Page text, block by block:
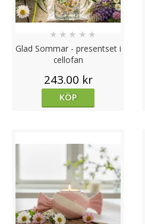
Glad Sommar - presentset i
cellofan
★ ★ ★ ★ ★
243.00 kr
KÖP